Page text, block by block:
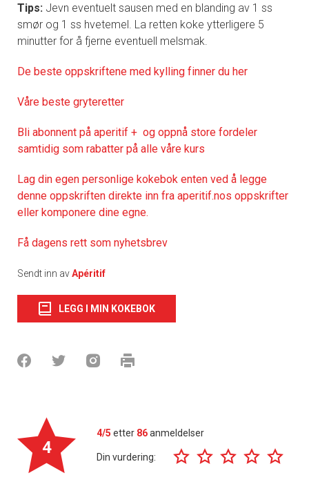
Tips: Jevn eventuelt sausen med en blanding av 1 ss
smør og 1 ss hvetemel. La retten koke ytterligere 5
minutter for å fjerne eventuell melsmak.
De beste oppskriftene med kylling finner du her
Våre beste gryteretter
Bli abonnent på aperitif + og oppnå store fordeler
samtidig som rabatter på alle våre kurs
Lag din egen personlige kokebok enten ved å legge
denne oppskriften direkte inn fra aperitif.nos oppskrifter
eller komponere dine egne.
Få dagens rett som nyhetsbrev
Sendt inn avApéritif
LEGG I MIN KOKEBOK
4
4/5 etter 86anmeldelser
Din vurdering: